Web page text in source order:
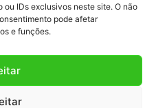
IDs exclusivos neste site. O não
pode afetar
e funções.